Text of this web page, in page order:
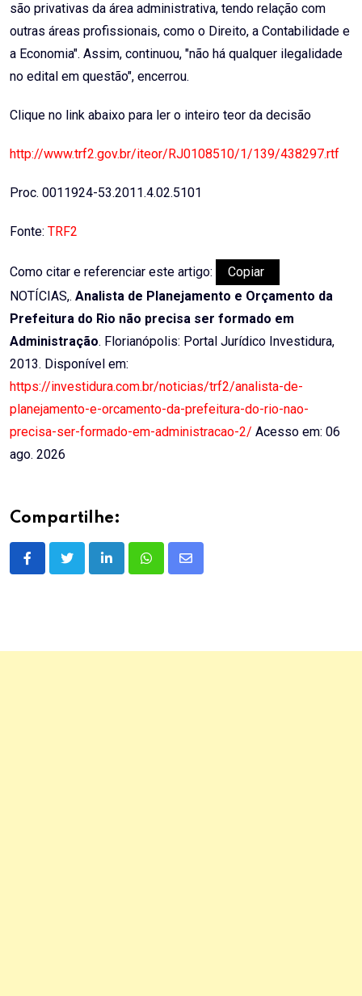
são privativas da área administrativa, tendo relação com
outras áreas profissionais, como o Direito, a Contabilidade e
a Economia". Assim, continuou, "não há qualquer ilegalidade
no edital em questão", encerrou.
Clique no link abaixo para ler o inteiro teor da decisão
http://www.trf2.gov.br/iteor/RJ0108510/1/139/438297.rtf
Proc. 0011924-53.2011.4.02.5101
Fonte: TRF2
Como citar e referenciar este artigo:
Copiar
NOTÍCIAS,. Analista de Planejamento e Orçamento da
Prefeitura do Rio não precisa ser formado em
Administração. Florianópolis: Portal Jurídico Investidura,
2013. Disponível em:
https://investidura.com.br/noticias/trf2/analista-de-
planejamento-e-orcamento-da-prefeitura-do-rio-nao-
precisa-ser-formado-em-administracao-2/ Acesso em: 06
ago. 2026
Compartilhe:
LinkedInWhatsappShare